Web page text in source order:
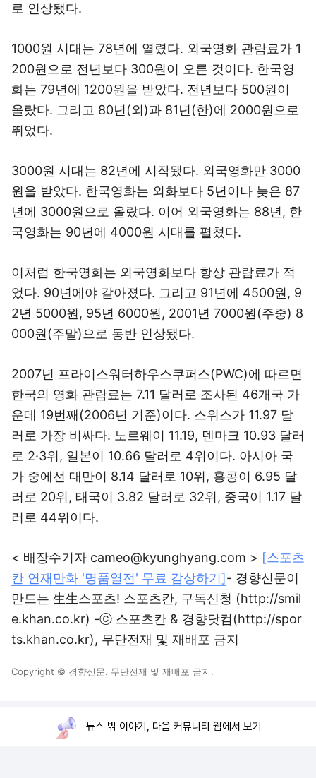
로 인상됐다.
1000원 시대는 78년에 열렸다. 외국영화 관람료가 1
200원으로 전년보다 300원이 오른 것이다. 한국영
화는 79년에 1200원을 받았다. 전년보다 500원이
올랐다. 그리고 80년(외)과 81년(한)에 2000원으로
뛰었다.
3000원 시대는 82년에 시작됐다. 외국영화만 3000
원을 받았다. 한국영화는 외화보다 5년이나 늦은 87
년에 3000원으로 올랐다. 이어 외국영화는 88년, 한
국영화는 90년에 4000원 시대를 펼쳤다.
이처럼 한국영화는 외국영화보다 항상 관람료가 적
었다. 90년에야 같아졌다. 그리고 91년에 4500원, 9
2년 5000원, 95년 6000원, 2001년 7000원(주중) 8
000원(주말)으로 동반 인상됐다.
2007년 프라이스워터하우스쿠퍼스(PWC)에 따르면
한국의 영화 관람료는 7.11 달러로 조사된 46개국 가
운데 19번째(2006년 기준)이다. 스위스가 11.97 달
러로 가장 비싸다. 노르웨이 11.19, 덴마크 10.93 달러
로 2·3위, 일본이 10.66 달러로 4위이다. 아시아 국
가 중에선 대만이 8.14 달러로 10위, 홍콩이 6.95 달
러로 20위, 태국이 3.82 달러로 32위, 중국이 1.17 달
러로 44위이다.
< 배장수기자 cameo@kyunghyang.com > [스포츠
칸 연재만화 '명품열전' 무료 감상하기]- 경향신문이
만드는 生生스포츠! 스포츠칸, 구독신청 (http://smil
e.khan.co.kr) -ⓒ 스포츠칸 & 경향닷컴(http://spor
ts.khan.co.kr), 무단전재 및 재배포 금지
Copyright © 경향신문. 무단전재 및 재배포 금지.
뉴스 밖 이야기, 다음 커뮤니티 웹에서 보기